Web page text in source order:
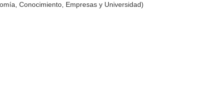
Conocimiento, Empresas y Universidad)